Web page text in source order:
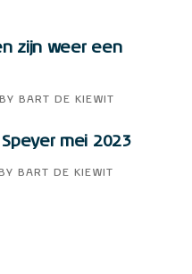
zijn weer een
BY BART DE KIEWIT
mei 2023
BY BART DE KIEWIT